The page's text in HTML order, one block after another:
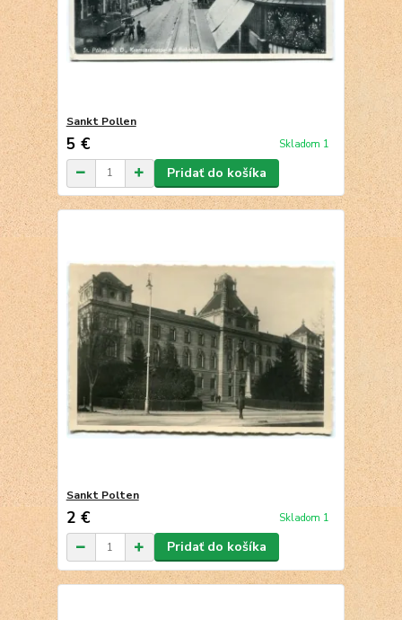
Sankt Pollen
5 € Skladom 1
Pridať do košíka
Sankt Polten
2 € Skladom 1
Pridať do košíka